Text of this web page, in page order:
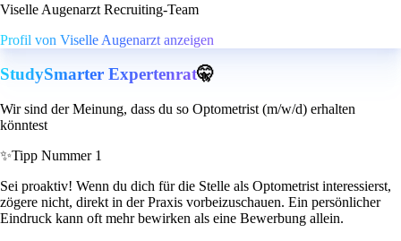
Viselle Augenarzt Recruiting-Team
Profil von Viselle Augenarzt anzeigen
StudySmarter Expertenrat🤫
Wir sind der Meinung, dass du so Optometrist (m/w/d) erhalten
könntest
✨Tipp Nummer 1
Sei proaktiv! Wenn du dich für die Stelle als Optometrist interessierst,
zögere nicht, direkt in der Praxis vorbeizuschauen. Ein persönlicher
Eindruck kann oft mehr bewirken als eine Bewerbung allein.